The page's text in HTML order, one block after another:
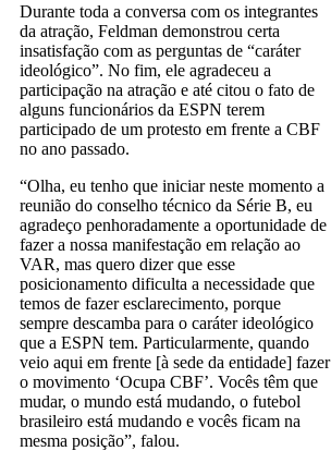
Durante toda a conversa com os integrantes
da atração, Feldman demonstrou certa
insatisfação com as perguntas de “caráter
ideológico”. No fim, ele agradeceu a
participação na atração e até citou o fato de
alguns funcionários da ESPN terem
participado de um protesto em frente a CBF
no ano passado.
“Olha, eu tenho que iniciar neste momento a
reunião do conselho técnico da Série B, eu
agradeço penhoradamente a oportunidade de
fazer a nossa manifestação em relação ao
VAR, mas quero dizer que esse
posicionamento dificulta a necessidade que
temos de fazer esclarecimento, porque
sempre descamba para o caráter ideológico
que a ESPN tem. Particularmente, quando
veio aqui em frente [à sede da entidade] fazer
o movimento ‘Ocupa CBF’. Vocês têm que
mudar, o mundo está mudando, o futebol
brasileiro está mudando e vocês ficam na
mesma posição”, falou.